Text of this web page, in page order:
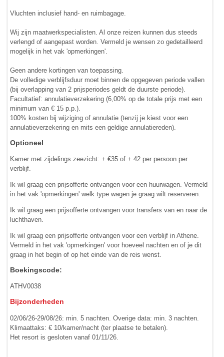
Vluchten inclusief hand- en ruimbagage.
Wij zijn maatwerkspecialisten. Al onze reizen kunnen dus steeds
verlengd of aangepast worden. Vermeld je wensen zo gedetailleerd
mogelijk in het vak 'opmerkingen'.
Geen andere kortingen van toepassing.
De volledige verblijfsduur moet binnen de opgegeven periode vallen
(bij overlapping van 2 prijsperiodes geldt de duurste periode).
Facultatief: annulatieverzekering (6,00% op de totale prijs met een
minimum van € 15 p.p.).
100% kosten bij wijziging of annulatie (tenzij je kiest voor een
annulatieverzekering en mits een geldige annulatiereden).
Optioneel
Kamer met zijdelings zeezicht: + €35 of + 42 per persoon per
verblijf.
Ik wil graag een prijsofferte ontvangen voor een huurwagen. Vermeld
in het vak 'opmerkingen' welk type wagen je graag wilt reserveren.
Ik wil graag een prijsofferte ontvangen voor transfers van en naar de
luchthaven.
Ik wil graag een prijsofferte ontvangen voor een verblijf in Athene.
Vermeld in het vak 'opmerkingen' voor hoeveel nachten en of je dit
graag in het begin of op het einde van de reis wenst.
Boekingscode:
ATHV0038
Bijzonderheden
02/06/26-29/08/26: min. 5 nachten. Overige data: min. 3 nachten.
Klimaattaks: € 10/kamer/nacht (ter plaatse te betalen).
Het resort is gesloten vanaf 01/11/26.